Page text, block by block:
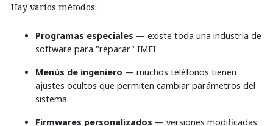
Hay varios métodos:
Programas especiales — existe toda una industria de
software para "reparar" IMEI
Menús de ingeniero — muchos teléfonos tienen
ajustes ocultos que permiten cambiar parámetros del
sistema
Firmwares personalizados — versiones modificadas